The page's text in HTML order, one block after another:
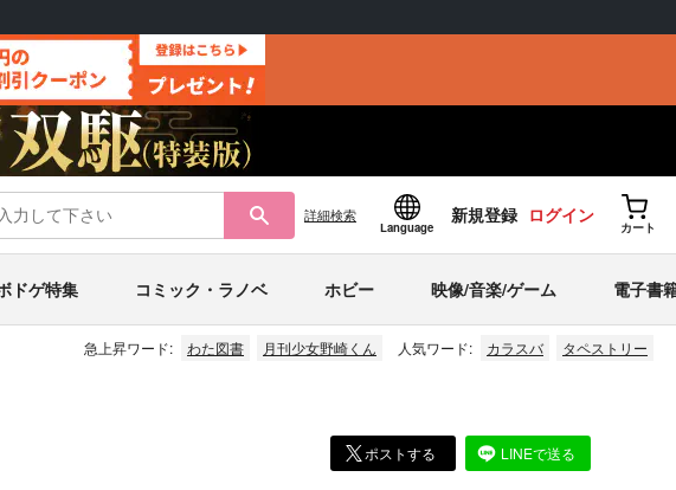
詳細検索
Language
新規登録 ログイン
カート
ドゲ特集 コミック・ラノベ ホビー 映像/音楽/ゲーム 電子書
急上昇ワード: わた図書 月刊少女野崎くん 人気ワード: カラスバ タペストリー
ポストする LINEで送る